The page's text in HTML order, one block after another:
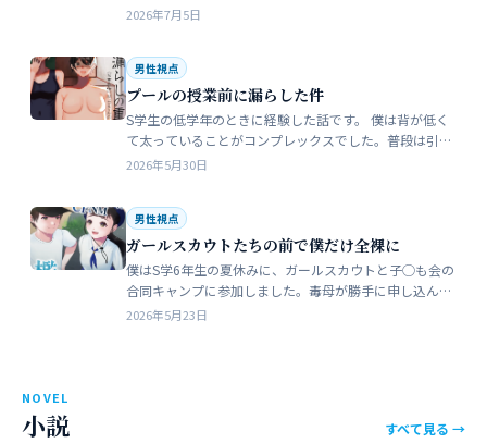
水浴に行きました。当時、僕はS学５年生で姉の美香はC
2026年7月5日
男性視点
プールの授業前に漏らした件
S学生の低学年のときに経験した話です。 僕は背が低く
て太っていることがコンプレックスでした。普段は引っ
込み思案で大人しい性格をしています。 ただ何でもよく
2026年5月30日
男性視点
ガールスカウトたちの前で僕だけ全裸に
僕はS学6年生の夏休みに、ガールスカウトと子◯も会の
合同キャンプに参加しました。毒母が勝手に申し込んだ
強制的なイベントでした。まったく乗り気がしません。
2026年5月23日
NOVEL
小説 すべて見る →